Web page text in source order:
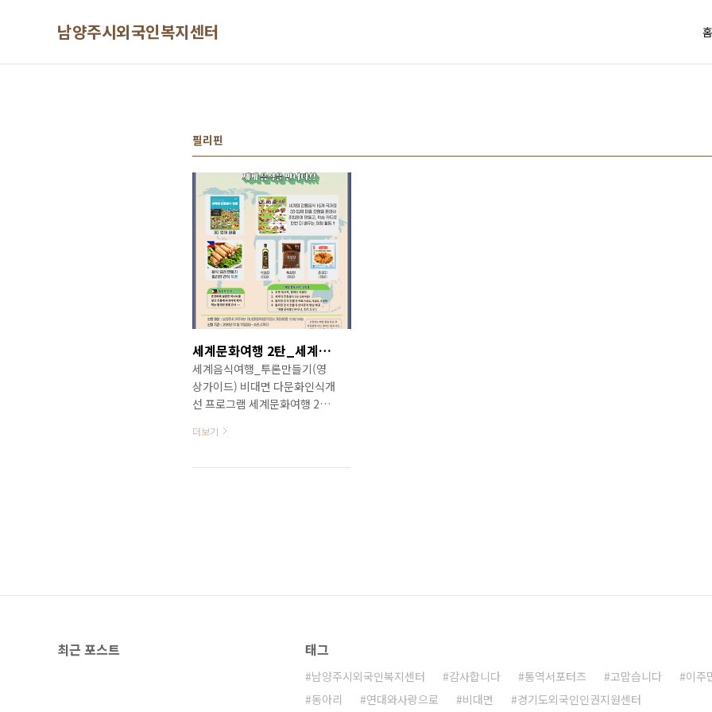
남양주시외국인복지센터 홈
필리핀
세계문화여행 2탄_세계음식~신청하세요!
세계음식여행_투론만들기(영
상가이드) 비대면 다문화인식개
선 프로그램 세계문화여행 2탄
드 영상입니다. 참고하세요 ^^
더보기
최근 포스트 태그
남양주시외국인복지센터 감사합니다 통역서포터즈 고맙습니다
이주
동아리
연대와사랑으로 비대면 경기도외국인인권지원센터